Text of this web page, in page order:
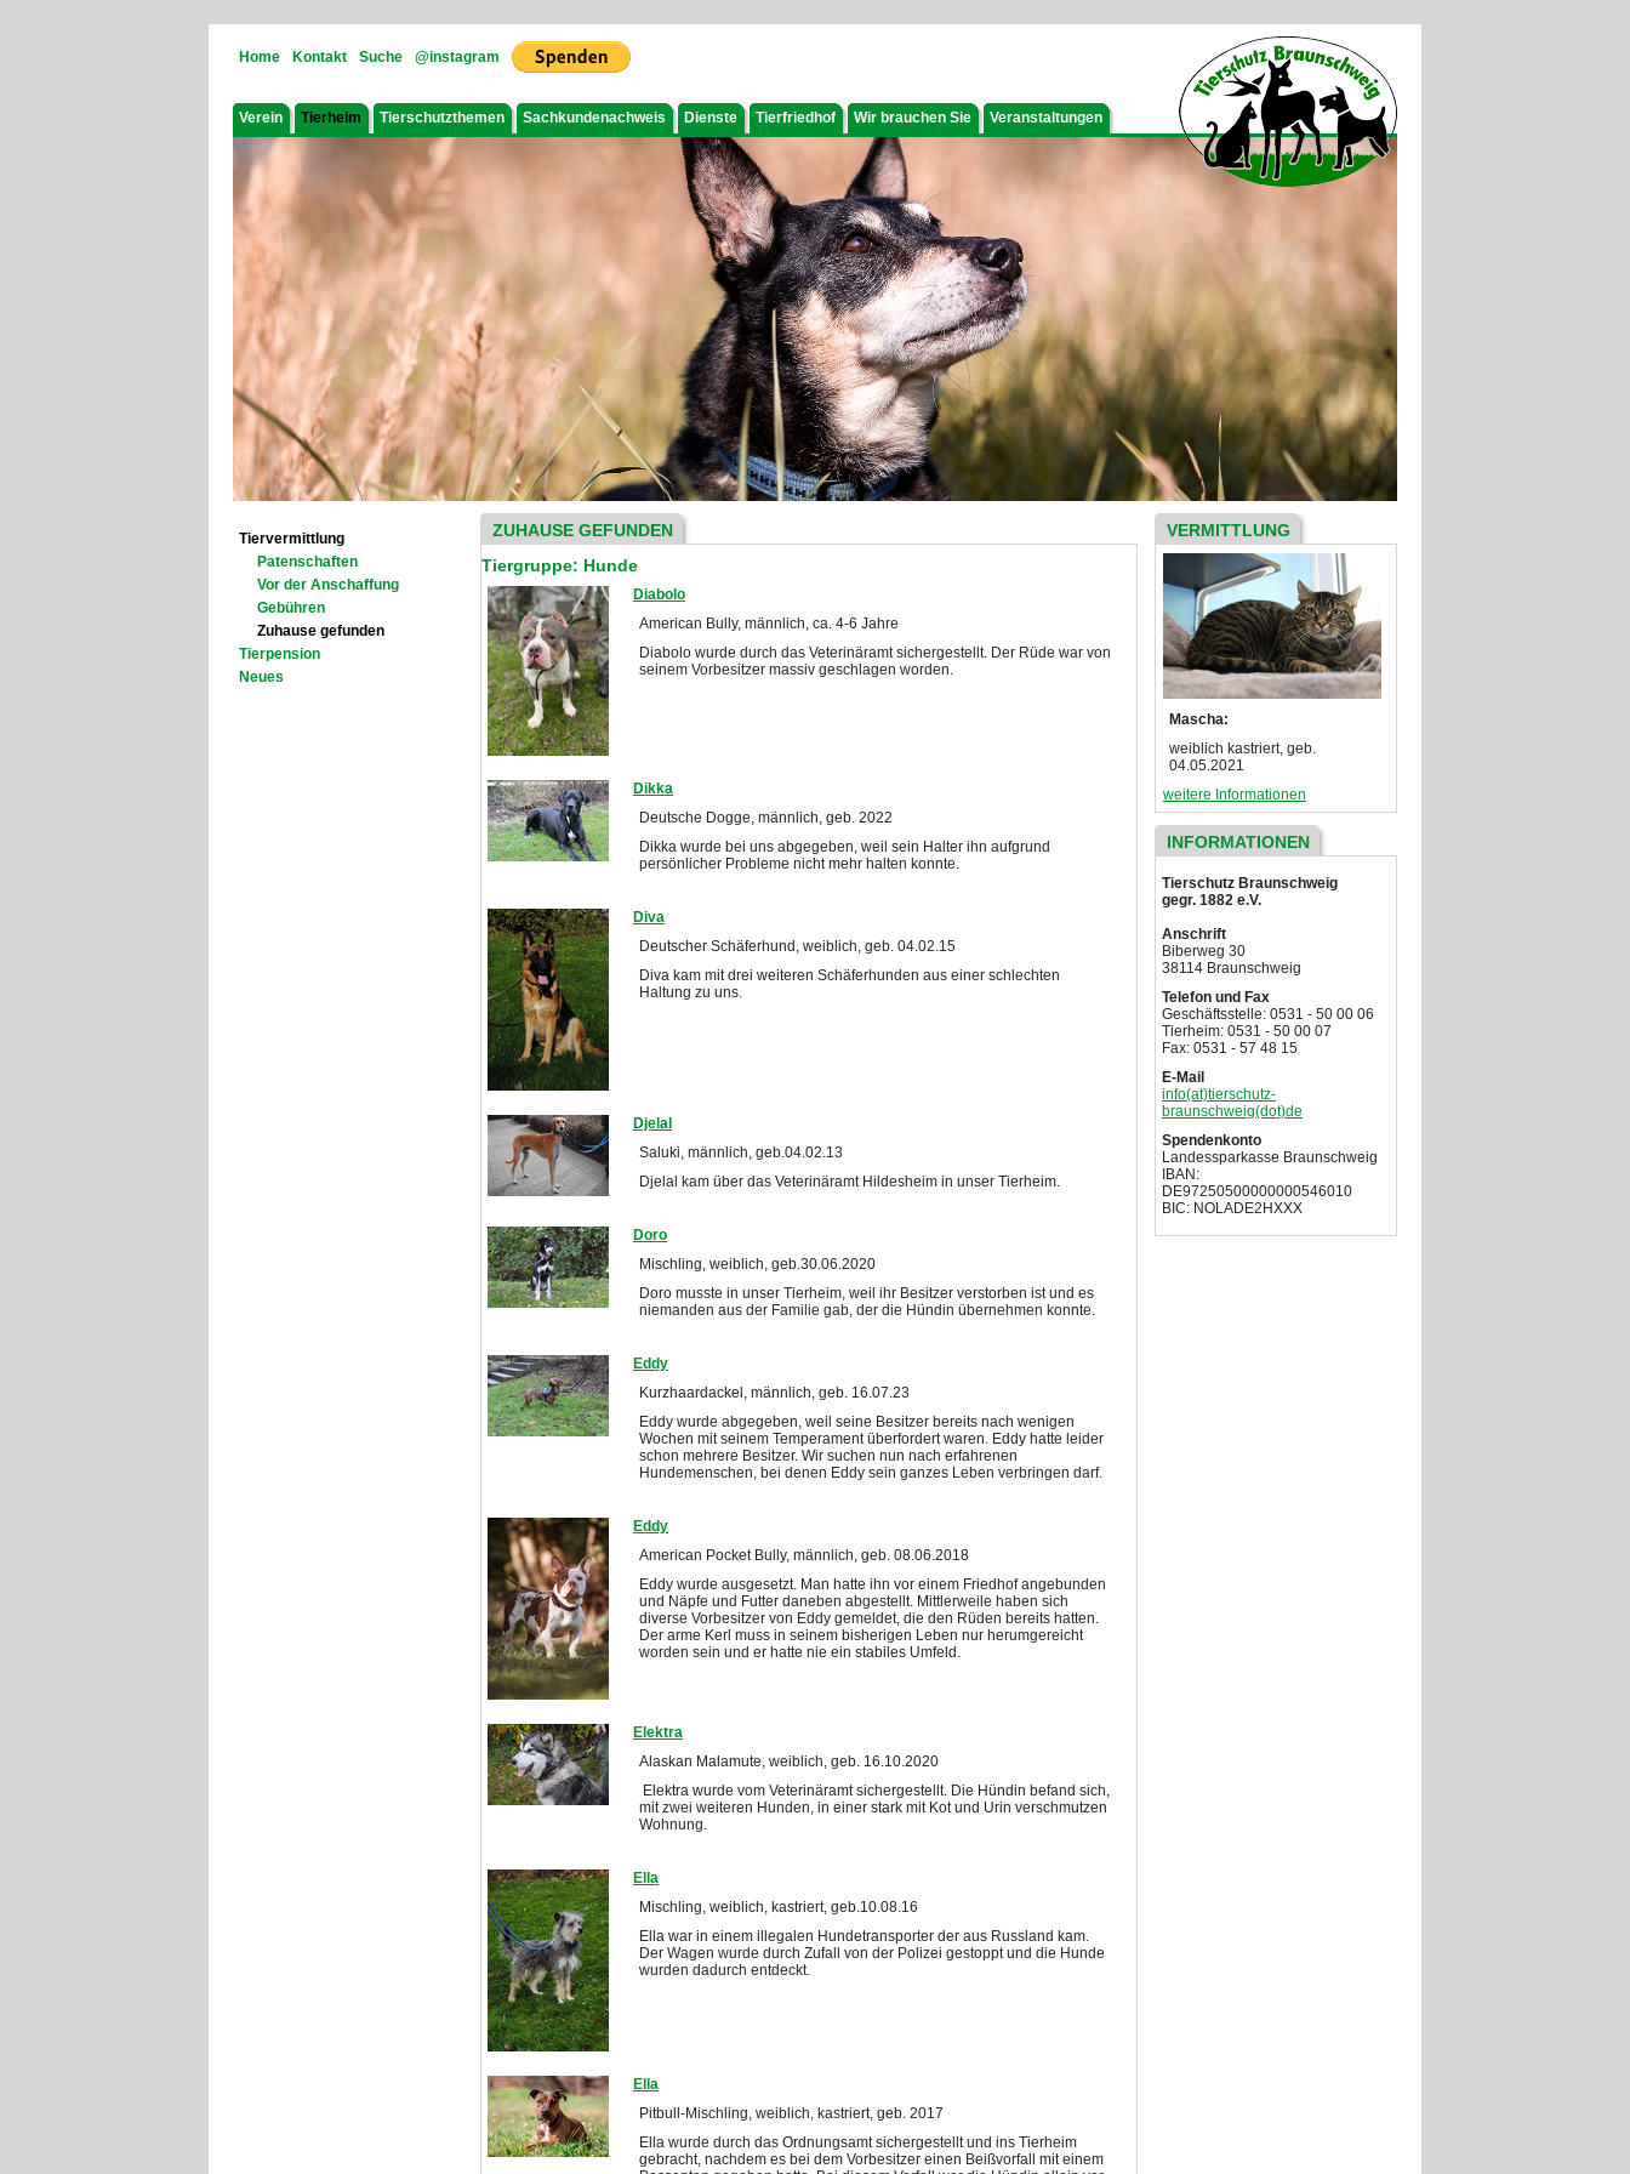
Home Kontakt Suche @instagram
Verein Tierheim Tierschutzthemen Sachkundenachweis Dienste Tierfriedhof Wir brauchen Sie Veranstaltungen
Tiervermittlung
Patenschaften
Vor der Anschaffung
Gebühren
Zuhause gefunden
Tierpension
Neues
ZUHAUSE GEFUNDEN
Tiergruppe: Hunde
Diabolo
American Bully, männlich, ca. 4-6 Jahre
Diabolo wurde durch das Veterinäramt sichergestellt. Der Rüde war von
seinem Vorbesitzer massiv geschlagen worden.
Dikka
Deutsche Dogge, männlich, geb. 2022
Dikka wurde bei uns abgegeben, weil sein Halter ihn aufgrund
persönlicher Probleme nicht mehr halten konnte.
Diva
Deutscher Schäferhund, weiblich, geb. 04.02.15
Diva kam mit drei weiteren Schäferhunden aus einer schlechten
Haltung zu uns.
Djelal
Saluki, männlich, geb.04.02.13
Djelal kam über das Veterinäramt Hildesheim in unser Tierheim.
Doro
Mischling, weiblich, geb.30.06.2020
Doro musste in unser Tierheim, weil ihr Besitzer verstorben ist und es
niemanden aus der Familie gab, der die Hündin übernehmen konnte.
Eddy
Kurzhaardackel, männlich, geb. 16.07.23
Eddy wurde abgegeben, weil seine Besitzer bereits nach wenigen
Wochen mit seinem Temperament überfordert waren. Eddy hatte leider
schon mehrere Besitzer. Wir suchen nun nach erfahrenen
Hundemenschen, bei denen Eddy sein ganzes Leben verbringen darf.
Eddy
American Pocket Bully, männlich, geb. 08.06.2018
Eddy wurde ausgesetzt. Man hatte ihn vor einem Friedhof angebunden
und Näpfe und Futter daneben abgestellt. Mittlerweile haben sich
diverse Vorbesitzer von Eddy gemeldet, die den Rüden bereits hatten.
Der arme Kerl muss in seinem bisherigen Leben nur herumgereicht
worden sein und er hatte nie ein stabiles Umfeld.
Elektra
Alaskan Malamute, weiblich, geb. 16.10.2020
Elektra wurde vom Veterinäramt sichergestellt. Die Hündin befand sich,
mit zwei weiteren Hunden, in einer stark mit Kot und Urin verschmutzen
Wohnung.
Ella
Mischling, weiblich, kastriert, geb.10.08.16
Ella war in einem illegalen Hundetransporter der aus Russland kam.
Der Wagen wurde durch Zufall von der Polizei gestoppt und die Hunde
wurden dadurch entdeckt.
Ella
Pitbull-Mischling, weiblich, kastriert, geb. 2017
Ella wurde durch das Ordnungsamt sichergestellt und ins Tierheim
gebracht, nachdem es bei dem Vorbesitzer einen Beißvorfall mit einem
VERMITTLUNG
Mascha:
weiblich kastriert, geb.
04.05.2021
weitere Informationen
INFORMATIONEN
Tierschutz Braunschweig
gegr. 1882 e.V.
Anschrift
Biberweg 30
38114 Braunschweig
Telefon und Fax
Geschäftsstelle: 0531 - 50 00 06
Tierheim: 0531 - 50 00 07
Fax: 0531 - 57 48 15
E-Mail
info(at)tierschutz-
braunschweig(dot)de
Spendenkonto
Landessparkasse Braunschweig
IBAN:
DE97250500000000546010
BIC: NOLADE2HXXX